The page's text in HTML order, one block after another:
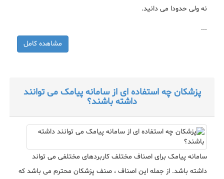
نه ولی حدودا می دانید.
...
مشاهده کامل
پزشکان چه استفاده ای از سامانه پیامک می توانند
داشته باشند؟
سامانه پیامک برای اصناف مختلف کاربردهای مختلفی می تواند
داشته باشد. از جمله این اصناف ، صنف پزشکان محترم می باشد که